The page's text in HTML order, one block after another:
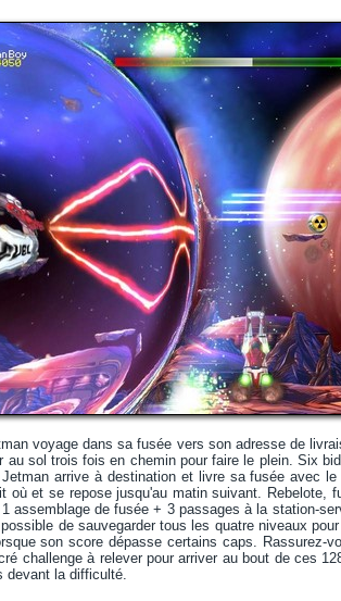
voyage dans sa fusée vers son adresse de
au sol trois fois en chemin pour faire le plein. Six
arrive à destination et livre sa fusée avec
où et se repose jusqu'au matin suivant. Rebelote,
assemblage de fusée + 3 passages à la station-
de sauvegarder tous les quatre niveaux
son score dépasse certains caps. Rassurez-
challenge à relever pour arriver au bout de ces
devant la difficulté.